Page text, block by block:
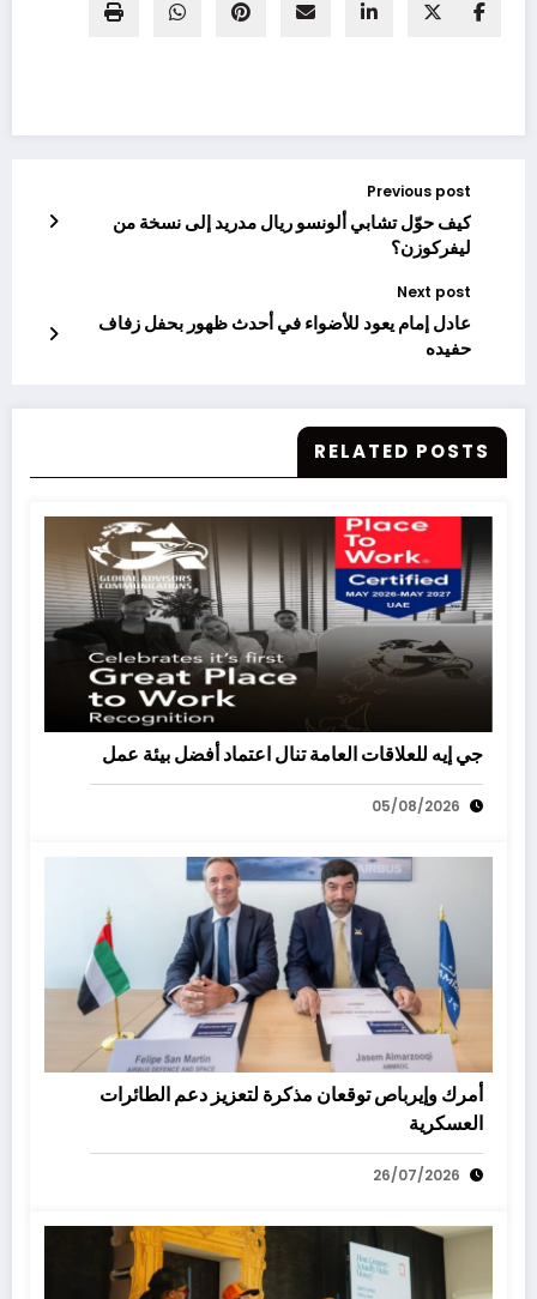
Previous post
كيف حوّل تشابي ألونسو ريال مدريد إلى نسخة من
ليفركوزن؟
Next post
عادل إمام يعود للأضواء في أحدث ظهور بحفل زفاف
حفيده
RELATED POSTS
جي إيه للعلاقات العامة تنال اعتماد أفضل بيئة عمل
05/08/2026
أمرك وإيرباص توقعان مذكرة لتعزيز دعم الطائرات
العسكرية
26/07/2026